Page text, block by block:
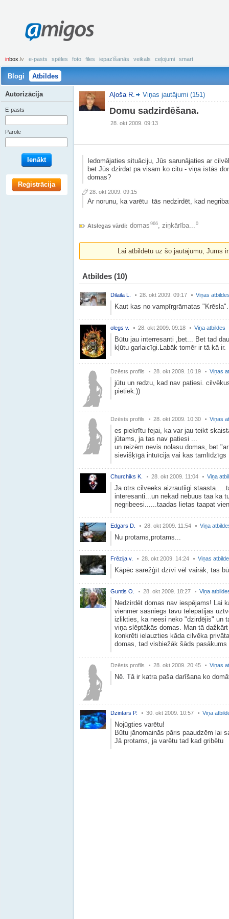
amigos
inbox .lv e-pasts spēles foto files iepazīšanās veikals ceļojumi smart
Blogi Atbildes
Aļoša R. Viņas jautājumi (151)
Domu sadzirdēšana.
28. okt 2009. 09:13
Iedomājaties situāciju, Jūs sarunājaties ar
bet Jūs dzirdat pa visam ko citu - viņa īstās
domas?
28. okt 2009. 09:15
Ar norunu, ka varētu tās nedzirdēt, kad
Atslegas vārdi: domas 966, ziņkārība... 0
Lai atbildētu uz šo jautājumu, Jums
Atbildes (10)
Dilaila L. 28. okt 2009. 09:17 Viņas
Kaut kas no vampīrgrāmatas
olegs v. 28. okt 2009. 09:18 Viņa atbildes
Būtu jau interresanti ,bet... Bet tad
kļūtu garlaicīgi.Labāk tomēr ir tā kā ir.
Dzēsts profils 28. okt 2009. 10:19 Viņas
jūtu un redzu, kad nav patiesi.
pietiek:))
Dzēsts profils 28. okt 2009. 10:30 Viņas
es piekrītu fejai, ka var jau teikt
jūtams, ja tas nav patiesi ...
un reizēm nevis nolasu domas, bet
sievišķīgā intuīcija vai kas tamlīdzīgs
Churchiks K. 28. okt 2009. 11:04 Viņa
Ja otrs cilveeks aizrautiigi
interesanti...un nekad nebuus taa ka
negribeesi......taadas lietas taapat
Edgars D. 28. okt 2009. 11:54 Viņa
Nu protams,protams...
Frēzija v. 28. okt 2009. 14:24 Viņas
Kāpēc sarežģīt dzīvi vēl vairāk, tas
Guntis O. 28. okt 2009. 18:27 Viņa
Nedzirdēt domas nav iespējams! Lai
vienmēr sasniegs tavu telepātijas
izlikties, ka neesi neko "dzirdējis" un
viņa slēptākās domas. Man tā
konkrēti ielauzties kāda cilvēka
domas, tad visbiežāk šāds
Dzēsts profils 28. okt 2009. 20:45 Viņas
Nē. Tā ir katra paša darīšana ko
Dzintars P. 30. okt 2009. 10:57 Viņa
Nojūgties varētu!
Būtu jānomainās pāris paaudzēm lai
Jā protams, ja varētu tad kad gribētu
Autorizācija
E-pasts
Parole
Ienākt
Reģistrācija